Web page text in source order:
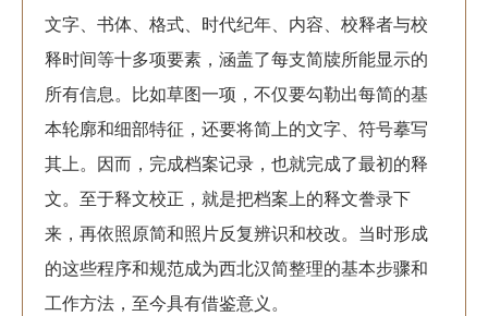
文字、书体、格式、时代纪年、内容、校释者与校
释时间等十多项要素，涵盖了每支简牍所能显示的
所有信息。比如草图一项，不仅要勾勒出每简的基
本轮廓和细部特征，还要将简上的文字、符号摹写
其上。因而，完成档案记录，也就完成了最初的释
文。至于释文校正，就是把档案上的释文誊录下
来，再依照原简和照片反复辨识和校改。当时形成
的这些程序和规范成为西北汉简整理的基本步骤和
工作方法，至今具有借鉴意义。